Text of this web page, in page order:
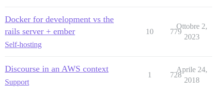
Docker for development vs the
rails server + ember
Self-hosting
10 779
Ottobre 2,
2023
Discourse in an AWS context
Support
1 728
Aprile 24,
2018